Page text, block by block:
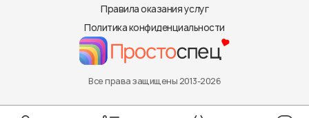
Правила оказания услуг
Политика конфиденциальности
Все права защищены 2013-2026